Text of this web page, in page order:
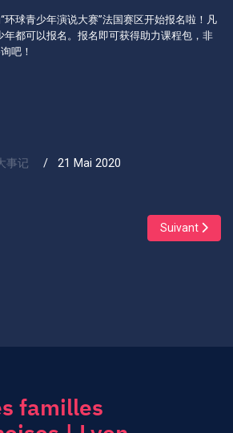
环球青少年演说大赛”法国赛区开始报名啦！凡
都可以报名。报名即可获得助力课程包，非
吧！
事记 21 Mai 2020
de Canton Article suivant
Suivant
familles